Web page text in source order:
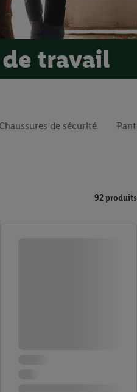
travail
de sécurité
92 produits